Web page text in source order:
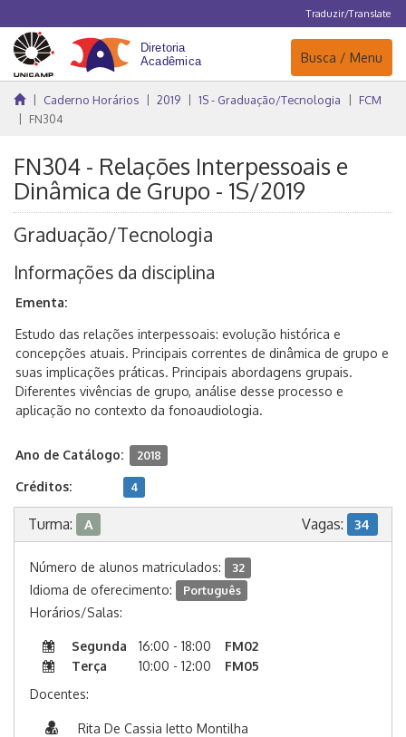
Traduzir/Translate
Navegação
Busca / Menu
Caderno Horários 2019 1S - Graduação/Tecnologia
FCM
FN304
FN304 - Relações Interpessoais e
Dinâmica de Grupo - 1S/2019
Graduação/Tecnologia
Informações da disciplina
Ementa:
Estudo das relações interpessoais: evolução histórica e
concepções atuais. Principais correntes de dinâmica de grupo e
suas implicações práticas. Principais abordagens grupais.
Diferentes vivências de grupo, análise desse processo e
aplicação no contexto da fonoaudiologia.
Ano de Catálogo: 2018
Créditos: 4
Turma: A Vagas: 34
Número de alunos matriculados: 32
Idioma de oferecimento: Português
Horários/Salas:
Segunda 16:00 - 18:00
FM02
Terça
10:00 - 12:00
FM05
Docentes:
Rita De Cassia Ietto Montilha